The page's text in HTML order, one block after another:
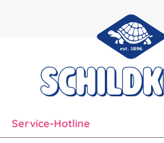
Service-Hotline